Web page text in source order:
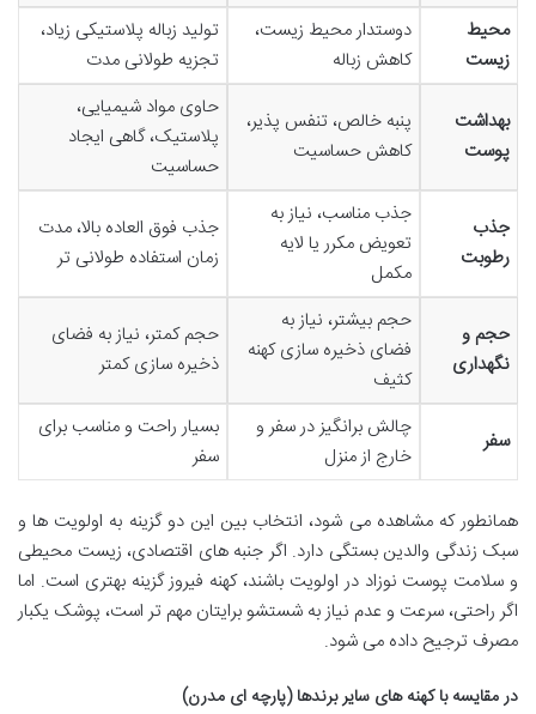
محیط
زیست
دوستدار محیط زیست،
کاهش زباله
تولید زباله پلاستیکی زیاد،
تجزیه طولانی مدت
بهداشت
پوست
پنبه خالص، تنفس پذیر،
کاهش حساسیت
حاوی مواد شیمیایی،
پلاستیک، گاهی ایجاد
حساسیت
جذب
رطوبت
جذب مناسب، نیاز به
تعویض مکرر یا لایه
مکمل
جذب فوق العاده بالا، مدت
زمان استفاده طولانی تر
حجم و
نگهداری
حجم بیشتر، نیاز به
فضای ذخیره سازی کهنه
کثیف
حجم کمتر، نیاز به فضای
ذخیره سازی کمتر
سفر
چالش برانگیز در سفر و
خارج از منزل
بسیار راحت و مناسب برای
سفر
همانطور که مشاهده می شود، انتخاب بین این دو گزینه به اولویت ها و
سبک زندگی والدین بستگی دارد. اگر جنبه های اقتصادی، زیست محیطی
و سلامت پوست نوزاد در اولویت باشند، کهنه فیروز گزینه بهتری است. اما
اگر راحتی، سرعت و عدم نیاز به شستشو برایتان مهم تر است، پوشک یکبار
مصرف ترجیح داده می شود.
در مقایسه با کهنه های سایر برندها (پارچه ای مدرن)